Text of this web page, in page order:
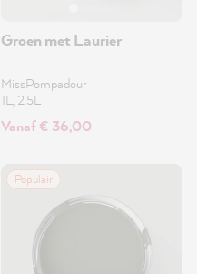
Groen met Laurier
MissPompadour
1L, 2.5L
Vanaf € 36,00
Populair